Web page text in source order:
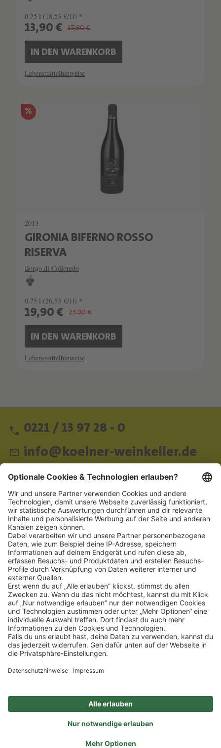
0.75 l (18,53 €/1l) *
13,90 € 15,90 €
IN DEN WARENKORB
Lebensmittelhinweise
%
2013
GIRONIA BIFERNO ROSSO
RISERVA
Borgo di Colloredo
0.75 l (26,53 €/1l) *
19,90 € 23,90 €
IN DEN WARENKORB
Lebensmittelhinweise
0221 / 13 97 28 - 0
info@koelner-weinkeller.de
Schnellzugriff
ZAHLUNGSMETHODEN
SOCIAL
NEWSLETTER
BESUCHEN SIE UNS
Alle Preise inkl. gesetzl. Mehrwertsteuer zzgl. Versandkosten und ggf.
Nachnahmegebühren, wenn nicht anders angegeben.
Zertifizierter Bio-Fachhändler